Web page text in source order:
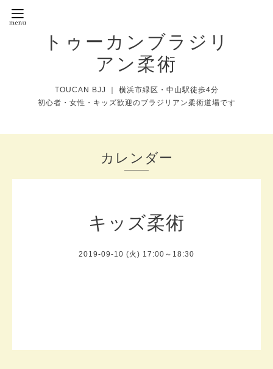
トゥーカンブラジリ
アン柔術
TOUCAN BJJ ｜ 横浜市緑区・中山駅徒歩4分
初心者・女性・キッズ歓迎のブラジリアン柔術道場です
カレンダー
キッズ柔術
2019-09-10 (火) 17:00～18:30